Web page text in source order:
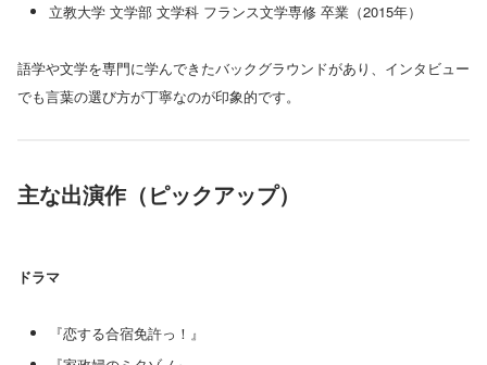
立教大学 文学部 文学科 フランス文学専修 卒業（2015年）
語学や文学を専門に学んできたバックグラウンドがあり、インタビュー
でも言葉の選び方が丁寧なのが印象的です。
主な出演作（ピックアップ）
ドラマ
『恋する合宿免許っ！』